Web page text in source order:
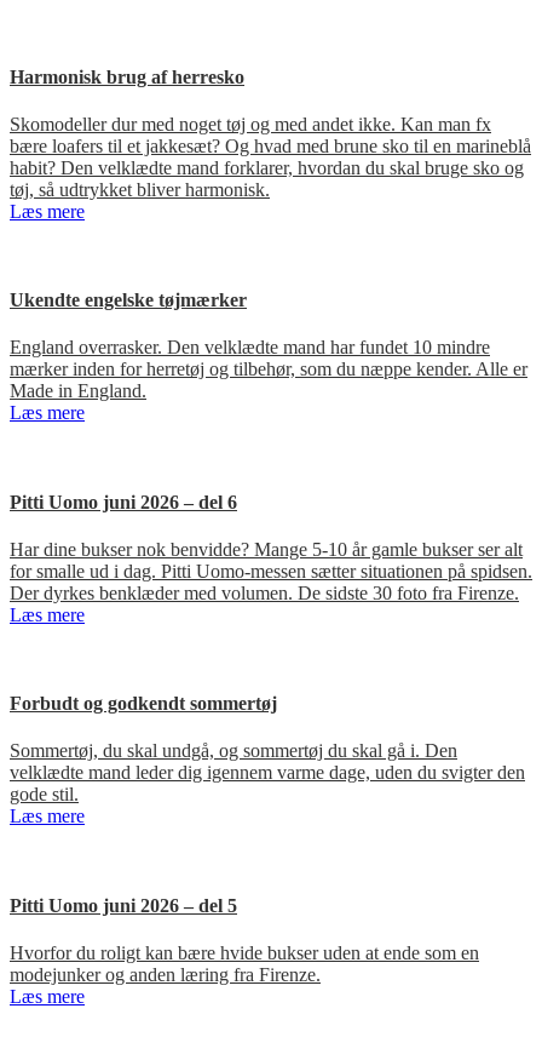
Harmonisk brug af herresko
Skomodeller dur med noget tøj og med andet ikke. Kan man fx
bære loafers til et jakkesæt? Og hvad med brune sko til en marineblå
habit? Den velklædte mand forklarer, hvordan du skal bruge sko og
tøj, så udtrykket bliver harmonisk.
Læs mere
Ukendte engelske tøjmærker
England overrasker. Den velklædte mand har fundet 10 mindre
mærker inden for herretøj og tilbehør, som du næppe kender. Alle er
Made in England.
Læs mere
Pitti Uomo juni 2026 – del 6
Har dine bukser nok benvidde? Mange 5-10 år gamle bukser ser alt
for smalle ud i dag. Pitti Uomo-messen sætter situationen på spidsen.
Der dyrkes benklæder med volumen. De sidste 30 foto fra Firenze.
Læs mere
Forbudt og godkendt sommertøj
Sommertøj, du skal undgå, og sommertøj du skal gå i. Den
velklædte mand leder dig igennem varme dage, uden du svigter den
gode stil.
Læs mere
Pitti Uomo juni 2026 – del 5
Hvorfor du roligt kan bære hvide bukser uden at ende som en
modejunker og anden læring fra Firenze.
Læs mere